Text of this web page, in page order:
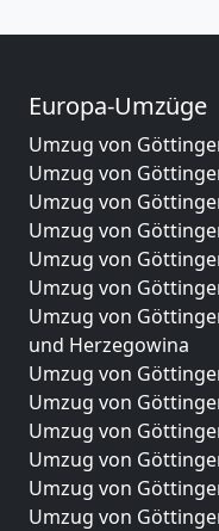
Europa-Umzüge
Umzug von
Umzug von
Umzug von
Umzug von
Umzug von
Umzug von
Umzug von
und Herzegowina
Umzug von
Umzug von
Umzug von
Umzug von
Umzug von
Umzug von